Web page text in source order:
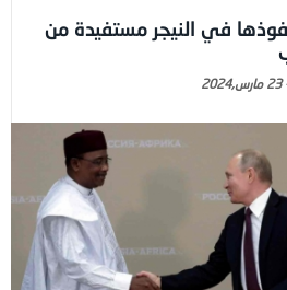
في النيجر مستفيدة من
23 مارس,2024